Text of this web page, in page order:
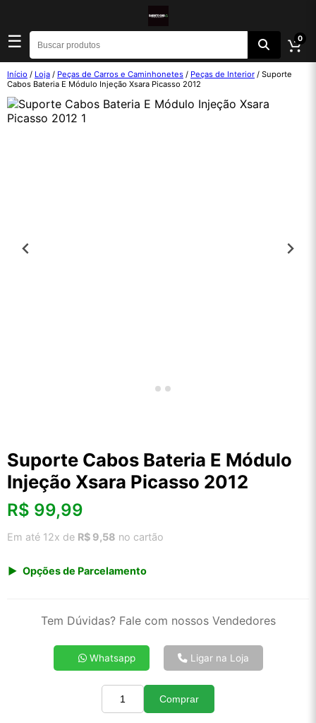
☰ 0
Início / Loja / Peças de Carros e Caminhonetes / Peças de Interior / Suporte
Cabos Bateria E Módulo Injeção Xsara Picasso 2012
Suporte Cabos Bateria E Módulo
Injeção Xsara Picasso 2012
R$ 99,99
Em até 12x de R$ 9,58 no cartão
Opções de Parcelamento
2x de R$ 53,59
4x de R$ 27,18
5x de R$ 21,90
Tem Dúvidas? Fale com nossos Vendedores
Whatsapp Ligar na Loja
Quantidade
Comprar